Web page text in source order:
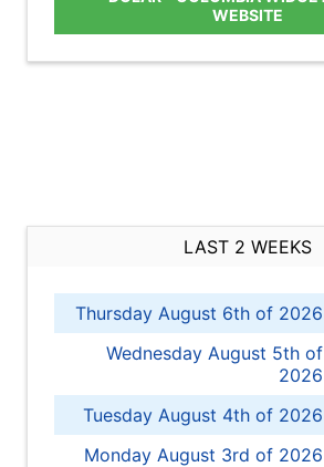
WEBSITE
LAST 2 WEEKS
Thursday August 6th of 2026
Wednesday August 5th of
2026
Tuesday August 4th of 2026
Monday August 3rd of 2026